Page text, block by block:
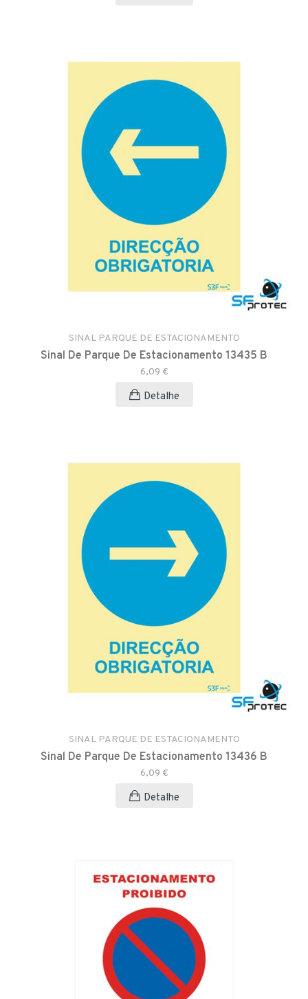
SINAL PARQUE DE ESTACIONAMENTO
Sinal De Parque De Estacionamento 13435 B
6,09 €
Detalhe
SINAL PARQUE DE ESTACIONAMENTO
Sinal De Parque De Estacionamento 13436 B
6,09 €
Detalhe